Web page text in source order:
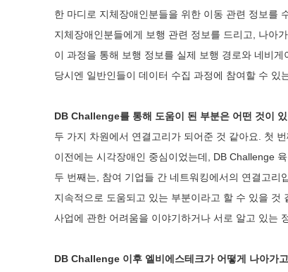
한 마디로 지체장애인분들을 위한 이동 관련 정보를
지체장애인분들에게 보행 관련 정보를 드리고, 나아
이 과정을 통해 보행 정보를 실제 보행 경로와 네비
당시엔 일반인들이 데이터 수집 과정에 참여할 수 있
DB Challenge를 통해 도움이 된 부분은 어떤 것이
두 가지 차원에서 연결고리가 되어준 것 같아요. 첫
이전에는 시각장애인 중심이었는데, DB Challenge
두 번째는, 참여 기업들 간 네트워킹에서의 연결고리
지속적으로 도움되고 있는 부분이라고 할 수 있을 것
사업에 관한 어려움을 이야기하거나 서로 알고 있는
DB Challenge 이후 엘비에스테크가 어떻게 나아가